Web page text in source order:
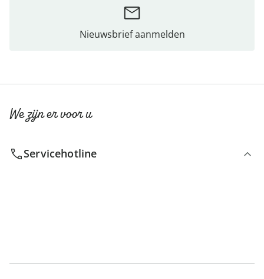
Nieuwsbrief aanmelden
We zijn er voor u
Servicehotline